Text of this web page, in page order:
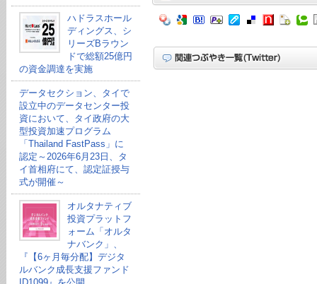
ハドラスホール
ディングス、シ
リーズBラウン
ドで総額25億円
の資金調達を実施
データセクション、タイで
設立中のデータセンター投
資において、タイ政府の大
型投資加速プログラム
「Thailand FastPass」に
認定～2026年6月23日、タ
イ首相府にて、認定証授与
式が開催～
オルタナティブ
投資プラットフ
ォーム「オルタ
ナバンク」、
『【6ヶ月毎分配】デジタ
ルバンク成長支援ファンド